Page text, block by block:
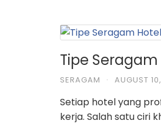
Tipe
SERAGAM · AUGUST
Setiap hotel yang
kerja. Salah satu ciri